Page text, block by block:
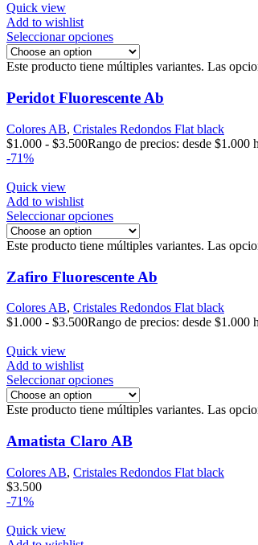
Quick view
Add to wishlist
Seleccionar opciones
Este producto tiene múltiples variantes. Las
Peridot Fluorescente Ab
Colores AB, Cristales Redondos Flat black
$1.000 - $3.500Rango de precios: desde $1.000
-71%
Quick view
Add to wishlist
Seleccionar opciones
Este producto tiene múltiples variantes. Las
Zafiro Fluorescente Ab
Colores AB, Cristales Redondos Flat black
$1.000 - $3.500Rango de precios: desde $1.000
Quick view
Add to wishlist
Seleccionar opciones
Este producto tiene múltiples variantes. Las
Amatista Claro AB
Colores AB, Cristales Redondos Flat black
$3.500
-71%
Quick view